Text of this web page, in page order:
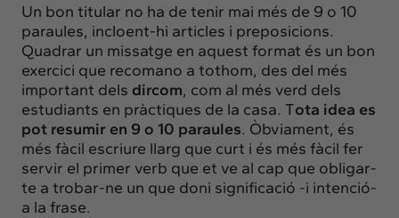
Un bon titular no ha de tenir mai més de 9 o 10
paraules, incloent-hi articles i preposicions.
Quadrar un missatge en aquest format és un bon
exercici que recomano a tothom, des del més
important dels dircom, com al més verd dels
estudiants en pràctiques de la casa. Tota idea es
pot resumir en 9 o 10 paraules. Òbviament, és
més fàcil escriure llarg que curt i és més fàcil fer
servir el primer verb que et ve al cap que obligar-
te a trobar-ne un que doni significació -i intenció-
a la frase.